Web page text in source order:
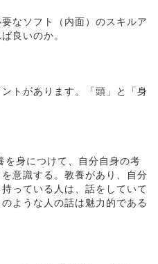
なソフト（内面）のスキルア
良いのか。
トがあります。「頭」と「身
を身につけて、自分自身の考
意識する。教養があり、自分
っている人は、話をしていて
ような人の話は魅力的である